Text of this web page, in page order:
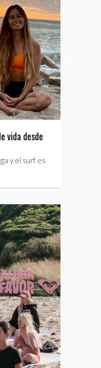
vida desde
y el surf es